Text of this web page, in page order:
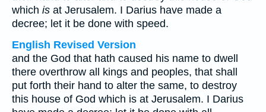
which is at Jerusalem. I Darius have made a
decree; let it be done with speed.
English Revised Version
and the God that hath caused his name to dwell
there overthrow all kings and peoples, that shall
put forth their hand to alter the same, to destroy
this house of God which is at Jerusalem. I Darius